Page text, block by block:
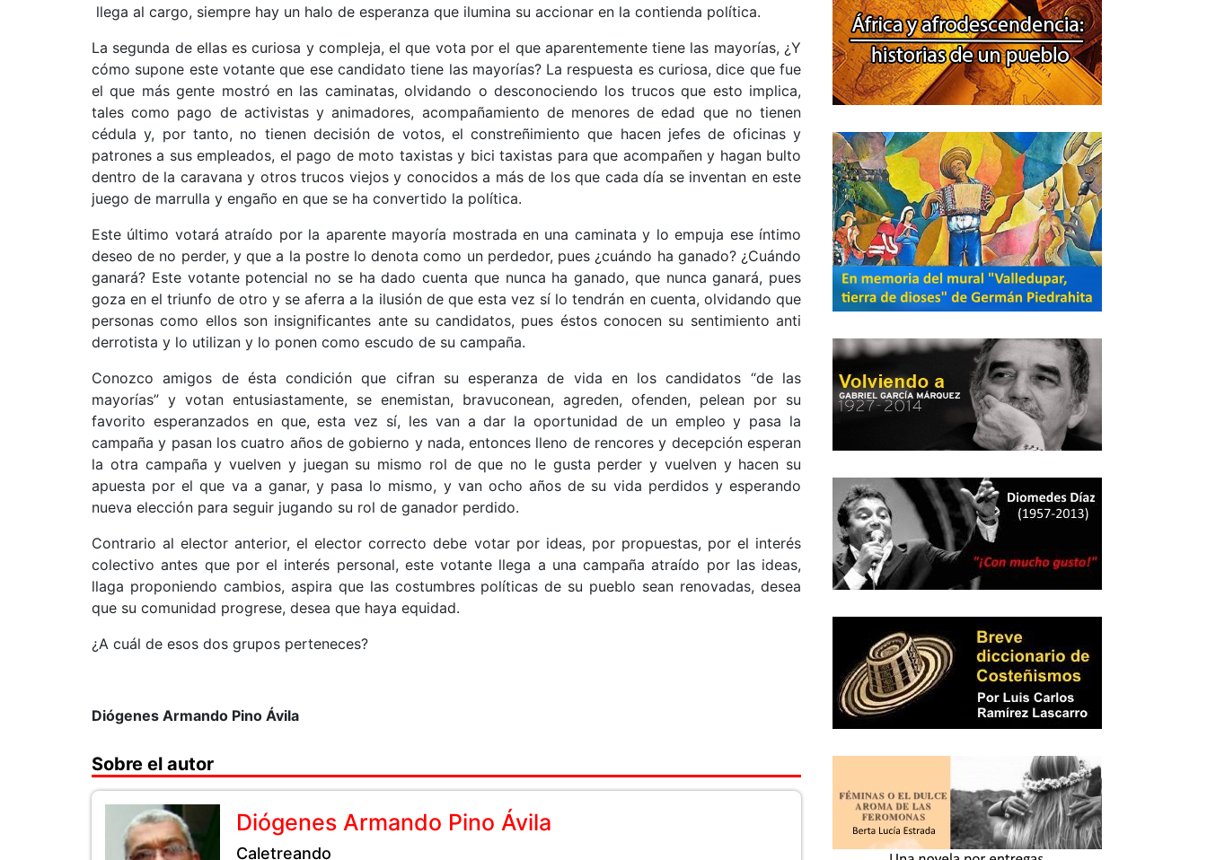
llega al cargo, siempre hay un halo de esperanza que ilumina su accionar en la contienda política.
La segunda de ellas es curiosa y compleja, el que vota por el que aparentemente tiene las mayorías, ¿Y
cómo supone este votante que ese candidato tiene las mayorías? La respuesta es curiosa, dice que fue
el que más gente mostró en las caminatas, olvidando o desconociendo los trucos que esto implica,
tales como pago de activistas y animadores, acompañamiento de menores de edad que no tienen
cédula y, por tanto, no tienen decisión de votos, el constreñimiento que hacen jefes de oficinas y
patrones a sus empleados, el pago de moto taxistas y bici taxistas para que acompañen y hagan bulto
dentro de la caravana y otros trucos viejos y conocidos a más de los que cada día se inventan en este
juego de marrulla y engaño en que se ha convertido la política.
Este último votará atraído por la aparente mayoría mostrada en una caminata y lo empuja ese íntimo
deseo de no perder, y que a la postre lo denota como un perdedor, pues ¿cuándo ha ganado? ¿Cuándo
ganará? Este votante potencial no se ha dado cuenta que nunca ha ganado, que nunca ganará, pues
goza en el triunfo de otro y se aferra a la ilusión de que esta vez sí lo tendrán en cuenta, olvidando que
personas como ellos son insignificantes ante su candidatos, pues éstos conocen su sentimiento anti
derrotista y lo utilizan y lo ponen como escudo de su campaña.
Conozco amigos de ésta condición que cifran su esperanza de vida en los candidatos “de las
mayorías” y votan entusiastamente, se enemistan, bravuconean, agreden, ofenden, pelean por su
favorito esperanzados en que, esta vez sí, les van a dar la oportunidad de un empleo y pasa la
campaña y pasan los cuatro años de gobierno y nada, entonces lleno de rencores y decepción esperan
la otra campaña y vuelven y juegan su mismo rol de que no le gusta perder y vuelven y hacen su
apuesta por el que va a ganar, y pasa lo mismo, y van ocho años de su vida perdidos y esperando
nueva elección para seguir jugando su rol de ganador perdido.
Contrario al elector anterior, el elector correcto debe votar por ideas, por propuestas, por el interés
colectivo antes que por el interés personal, este votante llega a una campaña atraído por las ideas,
llaga proponiendo cambios, aspira que las costumbres políticas de su pueblo sean renovadas, desea
que su comunidad progrese, desea que haya equidad.
¿A cuál de esos dos grupos perteneces?
Diógenes Armando Pino Ávila
Sobre el autor
Diógenes Armando Pino Ávila
Caletreando